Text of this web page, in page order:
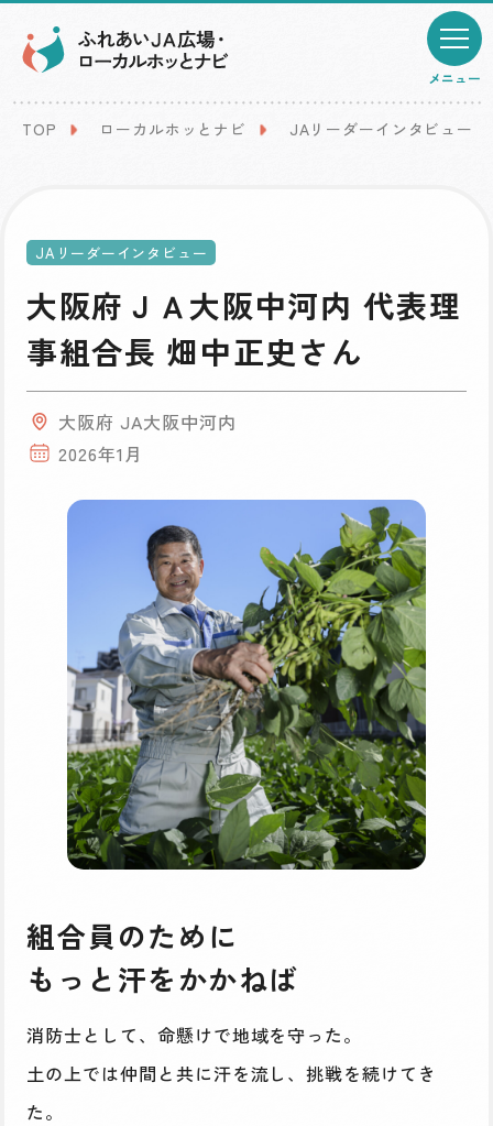
メニュー
TOP ローカルホッとナビ JAリーダーインタビュー
JAリーダーインタビュー
大阪府ＪＡ大阪中河内 代表理
事組合長 畑中正史さん
大阪府 JA大阪中河内
2026年1月
組合員のために
もっと汗をかかねば
消防士として、命懸けで地域を守った。
土の上では仲間と共に汗を流し、挑戦を続けてき
た。